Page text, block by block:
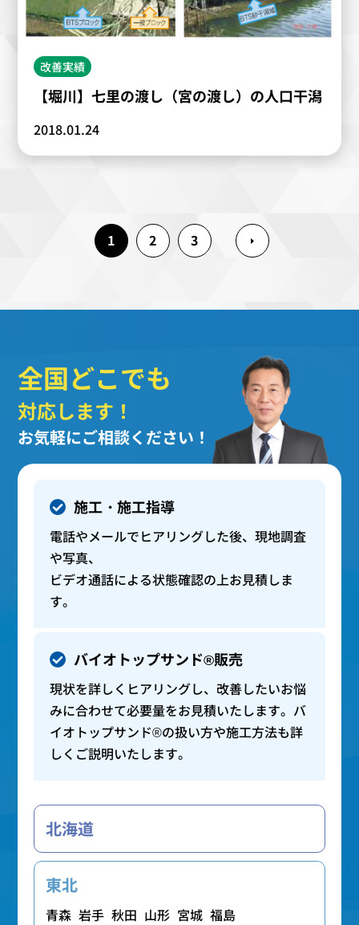
改善実績
【堀川】七里の渡し（宮の渡し）の人口干潟
2018.01.24
1 2 3 >
全国どこでも
対応します！
お気軽にご相談ください！
施工・施工指導
電話やメールでヒアリングした後、現地調査
や写真、
ビデオ通話による状態確認の上お見積しま
す。
バイオトップサンド®販売
現状を詳しくヒアリングし、改善したいお悩
みに合わせて必要量をお見積いたします。バ
イオトップサンド®の扱い方や施工方法も詳
しくご説明いたします。
北海道
東北
青森 岩手 秋田 山形 宮城 福島